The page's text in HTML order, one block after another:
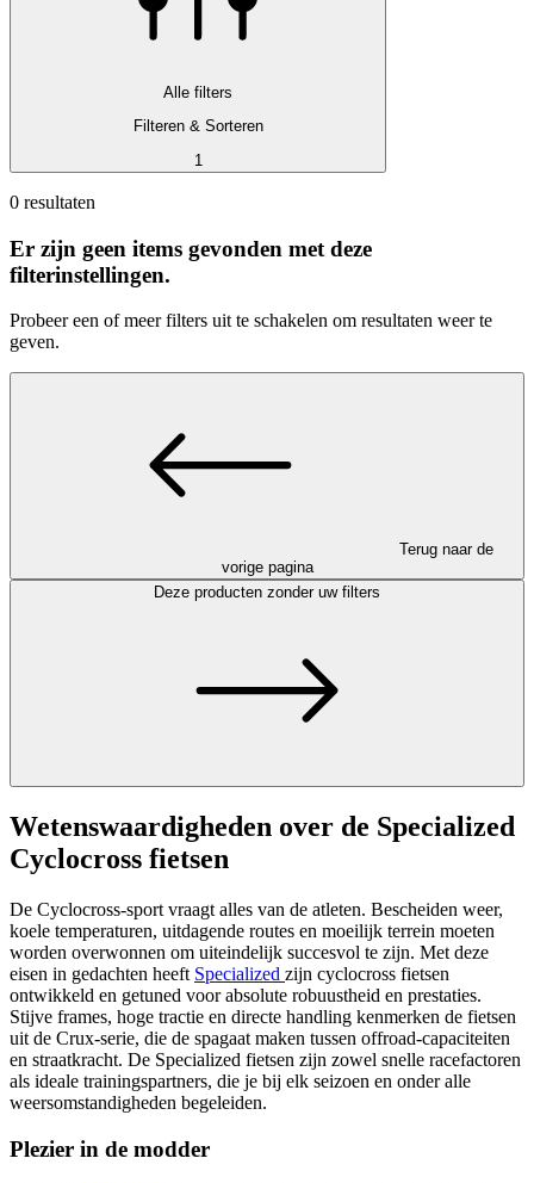
Alle filters
Filteren & Sorteren
1
0 resultaten
Er zijn geen items gevonden met deze
filterinstellingen.
Probeer een of meer filters uit te schakelen om resultaten weer te
geven.
Terug naar de
vorige pagina
Deze producten zonder uw filters
Wetenswaardigheden over de Specialized
Cyclocross fietsen
De Cyclocross-sport vraagt alles van de atleten. Bescheiden weer,
koele temperaturen, uitdagende routes en moeilijk terrein moeten
worden overwonnen om uiteindelijk succesvol te zijn. Met deze
eisen in gedachten heeft Specialized zijn cyclocross fietsen
ontwikkeld en getuned voor absolute robuustheid en prestaties.
Stijve frames, hoge tractie en directe handling kenmerken de fietsen
uit de Crux-serie, die de spagaat maken tussen offroad-capaciteiten
en straatkracht. De Specialized fietsen zijn zowel snelle racefactoren
als ideale trainingspartners, die je bij elk seizoen en onder alle
weersomstandigheden begeleiden.
Plezier in de modder